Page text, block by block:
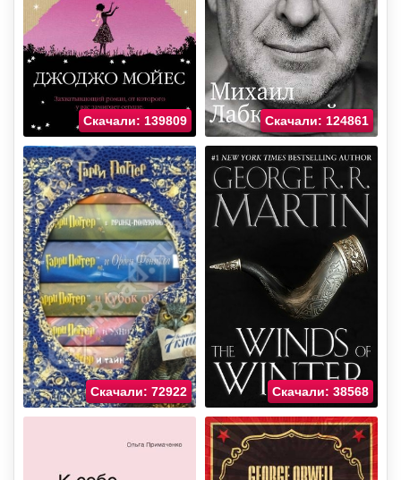
Скачали: 139809 Скачали: 124861
Скачали: 72922 Скачали: 38568